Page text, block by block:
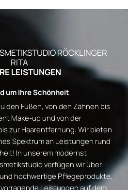
RÖCKLINGER
RITA
LEISTUNGEN
um Ihre Schönheit
den Füßen, von den Zähnen bis
Make-up und von der
zur Haarentfernung: Wir bieten
Spektrum an Leistungen rund
In unserem modernst
verfügen wir über
hochwertige Pflegeprodukte,
Leistungen auf dem